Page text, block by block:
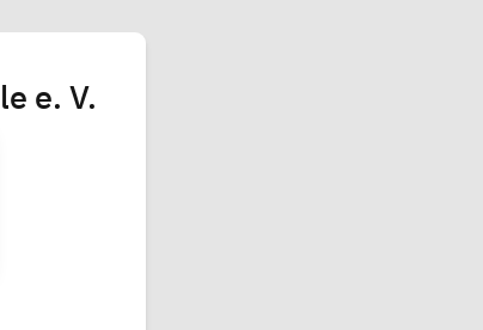
e. V.